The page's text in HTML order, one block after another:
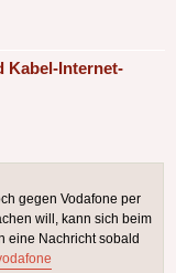
Kabel-Internet-
gegen Vodafone per
will, kann sich beim
eine Nachricht sobald